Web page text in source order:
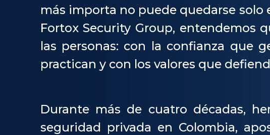
más importa no puede quedarse solo
Fortox Security Group, entendemos
las personas: con la confianza que
practican y con los valores que
Durante más de cuatro décadas,
seguridad privada en Colombia,